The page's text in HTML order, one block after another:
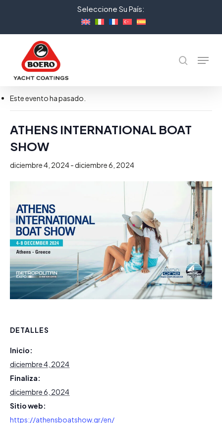
Seleccione Su País:
Buscar
Menu
« Todos los Eventos
Este evento ha pasado.
ATHENS INTERNATIONAL BOAT
SHOW
diciembre 4, 2024-diciembre 6, 2024
DETALLES
Inicio:
diciembre 4, 2024
Finaliza:
diciembre 6, 2024
Sitio web:
https://athensboatshow.gr/en/